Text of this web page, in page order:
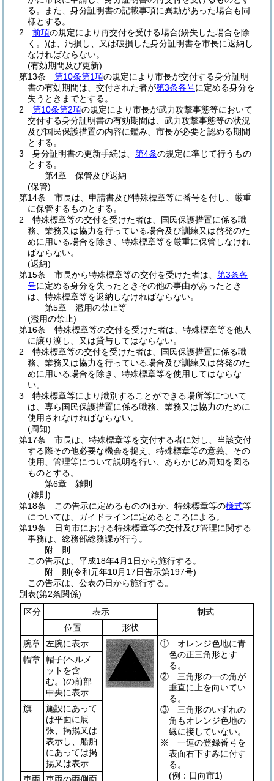
る。
また、身分証明書の記載事項に異動があった場合も同
様とする。
2
前項の規定により再交付を受ける場合(紛失した場合を除
く。)は、汚損し、又は破損した身分証明書を市長に返納し
なければならない。
(有効期間及び更新)
第13条
第10条第1項の規定により市長が交付する身分証明
書の有効期間は、交付された者が第3条各号に定める身分を
失うときまでとする。
2
第10条第2項の規定により市長が武力攻撃事態等において
交付する身分証明書の有効期間は、武力攻撃事態等の状況
及び国民保護措置の内容に鑑み、市長が必要と認める期間
とする。
3
身分証明書の更新手続は、 第4条の規定に準じて行うもの
とする。
第4章
保管及び返納
(保管)
第14条
市長は、申請書及び特殊標章等に番号を付し、厳重
に保管するものとする。
2
特殊標章等の交付を受けた者は、国民保護措置に係る職
務、業務又は協力を行っている場合及び訓練又は啓発のた
めに用いる場合を除き、特殊標章等を厳重に保管しなけれ
ばならない。
(返納)
第15条
市長から特殊標章等の交付を受けた者は、 第3条各
号に定める身分を失ったときその他の事由があったとき
は、特殊標章等を返納しなければならない。
第5章
濫用の禁止等
(濫用の禁止)
第16条
特殊標章等の交付を受けた者は、特殊標章等を他人
に譲り渡し、又は貸与してはならない。
2
特殊標章等の交付を受けた者は、国民保護措置に係る職
務、業務又は協力を行っている場合及び訓練又は啓発のた
めに用いる場合を除き、特殊標章等を使用してはならな
い。
3
特殊標章等により識別することができる場所等について
は、専ら国民保護措置に係る職務、業務又は協力のために
使用されなければならない。
(周知)
第17条
市長は、特殊標章等を交付する者に対し、当該交付
する際その他必要な機会を捉え、特殊標章等の意義、その
使用、管理等について説明を行い、あらかじめ周知を図る
ものとする。
第6章
雑則
(雑則)
第18条
この告示に定めるもののほか、特殊標章等の様式等
については、ガイドラインに定めるところによる。
第19条
日向市における特殊標章等の交付及び管理に関する
事務は、総務部総務課が行う。
附 則
この告示は、平成18年4月1日から施行する。
附 則(令和元年10月17日告示第197号)
この告示は、公表の日から施行する。
別表(第2条関係)
区分
表示
制式
位置
形状
腕章
左腕に表示
① オレンジ色地に青
色の正三角形とす
る。
② 三角形の一の角が
垂直に上を向いてい
る。
③ 三角形のいずれの
角もオレンジ色地の
縁に接していない。
※ 一連の登録番号を
表面右下すみに付す
る。
(例：日向市1)
帽章 帽子(ヘルメ
ットを含
む。)の前部
中央に表示
旗
施設にあって
は平面に展
張、掲揚又は
表示し、船舶
にあっては掲
揚又は表示